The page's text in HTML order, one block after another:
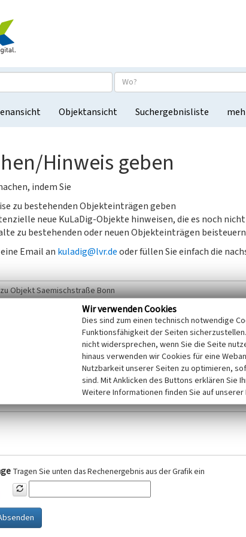
Objektansicht Suchergebnisliste
Hinweis geben
indem Sie
zu bestehenden Objekteinträgen geben
neue KuLaDig-Objekte hinweisen, die es noch
zu bestehenden oder neuen Objekteinträgen
Email an kuladig@lvr.deoder füllen Sie einfach die
Angabe Ihres Namens und Ihrer E-Mail-Adresse. Ihre
diese entsprechend der Vorschriften des
(EU-DSGVO) vertraulich behandelt, beachten Sie bitte
Tragen Sie unten das Rechenergebnis aus der Grafik ein
Wir verwenden Cookies
Dies sind zum einen technisch notwendige
Funktionsfähigkeit der Seiten
nicht widersprechen, wenn Sie die Seite
hinaus verwenden wir Cookies für eine
Nutzbarkeit unserer Seiten zu optimieren,
sind. Mit Anklicken des Buttons erklären Sie
Weitere Informationen finden Sie auf